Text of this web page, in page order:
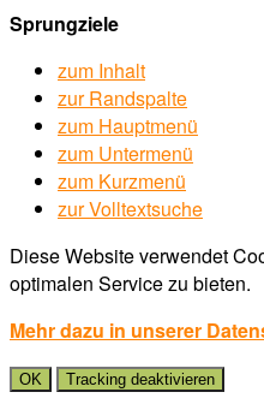
Sprungziele
zum Inhalt
zur Randspalte
zum Hauptmenü
zum Untermenü
zum Kurzmenü
zur Volltextsuche
Diese Website verwendet
optimalen Service zu bieten.
Mehr dazu in unserer
OK Tracking deaktivieren